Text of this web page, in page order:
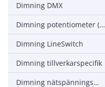
Dimning DMX
Dimning potentiometer (integrerad)
Dimning LineSwitch
Dimning tillverkarspecifik
Dimning nätspänningsmodulering